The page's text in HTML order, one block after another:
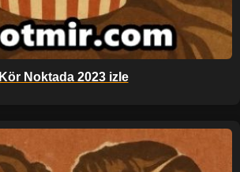
Kör Noktada 2023 izle